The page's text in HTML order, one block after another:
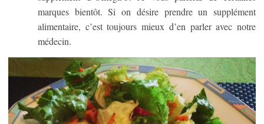
marques bientôt. Si on désire prendre un supplément
alimentaire, c’est toujours mieux d’en parler avec notre
médecin.